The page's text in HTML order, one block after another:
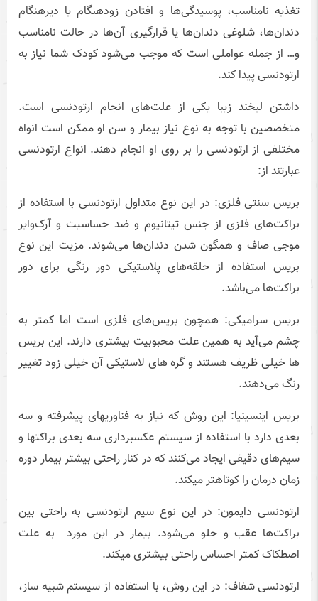
تغذیه نامناسب، پوسیدگی‌ها و افتادن زودهنگام یا دیرهنگام
دندان‌ها، شلوغی دندان‌ها یا قرارگیری آن‌ها در حالت نامناسب
و… از جمله عواملی است که موجب می‌شود کودک شما نیاز به
ارتودنسی پیدا کند.
داشتن لبخند زیبا یکی از علت‌های انجام ارتودنسی است.
متخصصین با توجه به نوع نیاز بیمار و سن او ممکن است انواه
مختلفی از ارتودنسی را بر روی او انجام دهند. انواع ارتودنسی
عبارتند از:
بریس سنتی فلزی: در این نوع متداول ارتودنسی با استفاده از
براکت‌های فلزی از جنس تیتانیوم و ضد حساسیت و آرک‌وایر
موجی صاف و همگون شدن دندان‌ها می‌شوند. مزیت این نوع
بریس استفاده از حلقه‌های پلاستیکی دور رنگی برای دور
براکت‌ها می‌باشد.
بریس سرامیکی: همچون بریس‌های فلزی است اما کمتر به
چشم می‌آید به همین علت محبوبیت بیشتری دارند. این بریس
ها خیلی ظریف هستند و گره های لاستیکی آن خیلی زود تغییر
رنگ می‎‌دهند.
بریس اینسینیا: این روش که نیاز به فناوریهای پیشرفته و سه
بعدی دارد با استفاده از سیستم عکسبرداری سه بعدی براکتها و
سیم‌های دقیقی ایجاد می‌کنند که در کنار راحتی بیشتر بیمار دوره
زمان درمان را کوتاهتر میکند.
ارتودنسی دایمون: در این نوع سیم ارتودنسی به راحتی بین
براکت‌ها عقب و جلو می‌شود. بیمار در این مورد به علت
اصطکاک کمتر احساس راحتی بیشتری میکند.
ارتودنسی شفاف: در این روش، با استفاده از سیستم شبیه ساز،